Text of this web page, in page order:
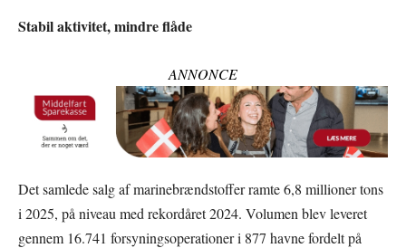
Stabil aktivitet, mindre flåde
ANNONCE
Det samlede salg af marinebrændstoffer ramte 6,8 millioner tons
i 2025, på niveau med rekordåret 2024. Volumen blev leveret
gennem 16.741 forsyningsoperationer i 877 havne fordelt på